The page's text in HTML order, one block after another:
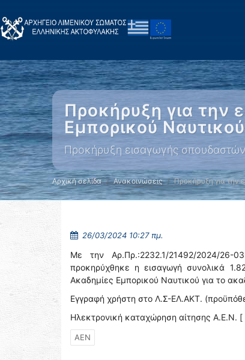
Προκήρυξη για την
Εμπορικού
Προκήρυξη εισαγωγής
Αρχική σελίδα Ανακοινώσεις Προκήρυξη για την
26/03/2024 10:27 πμ.
Με την Aρ.Πρ.:2232.1/21492/2024/26-
προκηρύχθηκε η εισαγωγή συνολικά
Ακαδημίες Εμπορικού Ναυτικού για το
Εγγραφή χρήστη στο Λ.Σ-ΕΛ.ΑΚΤ.
Ηλεκτρονική καταχώρηση αίτησης Α.Ε.Ν. [
ΑΕΝ